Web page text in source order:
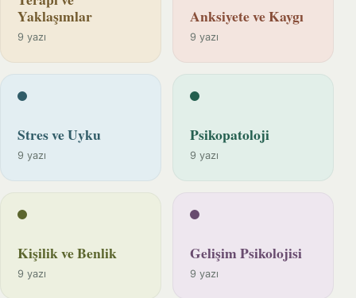
Yaklaşımlar
9 yazı
Anksiyete ve Kaygı
9 yazı
Stres ve Uyku
9 yazı
Psikopatoloji
9 yazı
Kişilik ve Benlik
9 yazı
Gelişim Psikolojisi
9 yazı